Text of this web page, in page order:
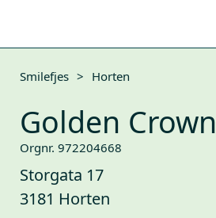
Smilefjes > Horten
Golden Crown
Orgnr. 972204668
Storgata 17
3181 Horten